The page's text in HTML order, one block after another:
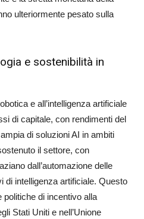
ulteriormente pesato sulla
e sostenibilità in
e all’intelligenza artificiale
di capitale, con rendimenti del
di soluzioni AI in ambiti
il settore, con
dall’automazione delle
di intelligenza artificiale. Questo
politiche di incentivo alla
Stati Uniti e nell’Unione